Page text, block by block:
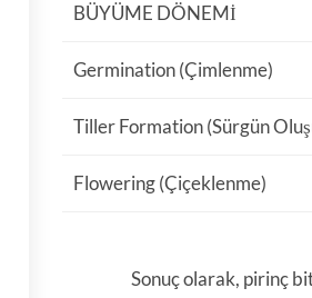
BÜYÜME DÖNEMI
Germination (Çimlenme)
Tiller Formation (Sürgün
Flowering (Çiçeklenme)
Sonuç olarak, pirinç